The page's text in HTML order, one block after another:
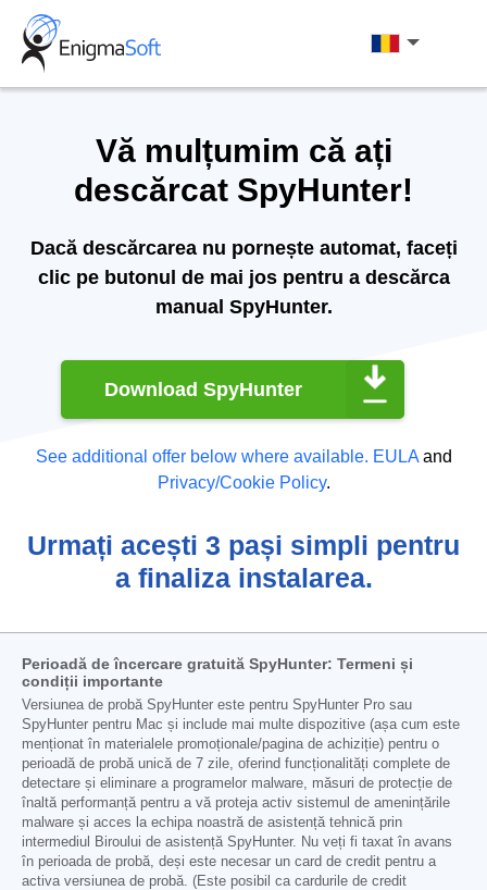
Skip
content
Română
Vă mulțumim că ați
descărcat SpyHunter!
Dacă descărcarea nu pornește automat, faceți
clic pe butonul de mai jos pentru a descărca
manual SpyHunter.
Download SpyHunter
See additional offer below where available. EULAand
Privacy/Cookie Policy.
Urmați acești 3 pași simpli pentru
a finaliza instalarea.
Perioadă de încercare gratuită SpyHunter: Termeni și
condiții importante
Versiunea de probă SpyHunter este pentru SpyHunter Pro sau
SpyHunter pentru Mac și include mai multe dispozitive (așa cum este
menționat în materialele promoționale/pagina de achiziție) pentru o
perioadă de probă unică de 7 zile, oferind funcționalități complete de
detectare și eliminare a programelor malware, măsuri de protecție de
înaltă performanță pentru a vă proteja activ sistemul de amenințările
malware și acces la echipa noastră de asistență tehnică prin
intermediul Biroului de asistență SpyHunter. Nu veți fi taxat în avans
în perioada de probă, deși este necesar un card de credit pentru a
activa versiunea de probă. (Este posibil ca cardurile de credit